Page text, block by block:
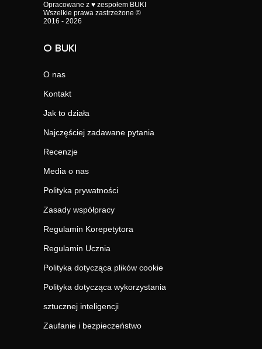
Opracowane z ♥ zespołem BUKI
Wszelkie prawa zastrzeżone ©
2016 - 2026
O BUKI
O nas
Kontakt
Jak to działa
Najczęściej zadawane pytania
Recenzje
Media o nas
Polityka prywatności
Zasady współpracy
Regulamin Korepetytora
Regulamin Ucznia
Polityka dotycząca plików cookie
Polityka dotycząca wykorzystania
sztucznej inteligencji
Zaufanie i bezpieczeństwo